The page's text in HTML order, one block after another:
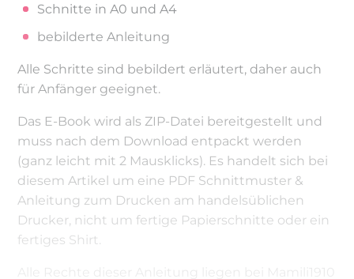
Schnitte in A0 und A4
bebilderte Anleitung
Alle Schritte sind bebildert erläutert, daher auch
für Anfänger geeignet.
Das E-Book wird als ZIP-Datei bereitgestellt und
muss nach dem Download entpackt werden
(ganz leicht mit 2 Mausklicks). Es handelt sich bei
diesem Artikel um eine PDF Schnittmuster &
Anleitung zum Drucken am handelsüblichen
Drucker, nicht um fertige Papierschnitte oder ein
fertiges Shirt.